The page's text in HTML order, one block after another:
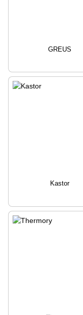
GREUS
Kastor